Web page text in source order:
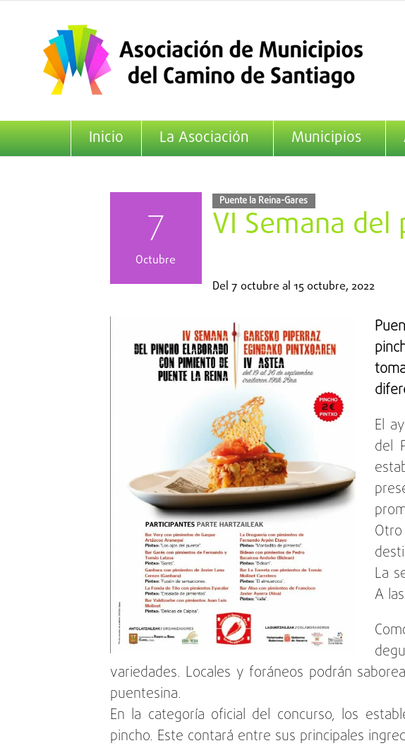
contenido
Inicio La Asociación Municipios
7
Octubre
Puente la Reina-Gares
VI Semana
Del 7 octubre al 15 octubre, 2022
El
del
La
A
variedades. Locales y foráneos podrán
puentesina.
En la categoría oficial del concurso, los
pincho. Este contará entre sus principales